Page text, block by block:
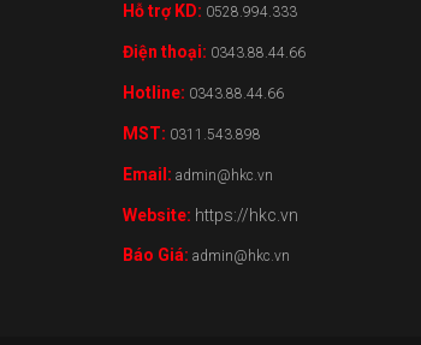
Hỗ trợ KD: 0528.994.333
Điện thoại: 0343.88.44.66
Hotline: 0343.88.44.66
MST: 0311.543.898
Email: admin@hkc.vn
Website: https://hkc.vn
Báo Giá: admin@hkc.vn